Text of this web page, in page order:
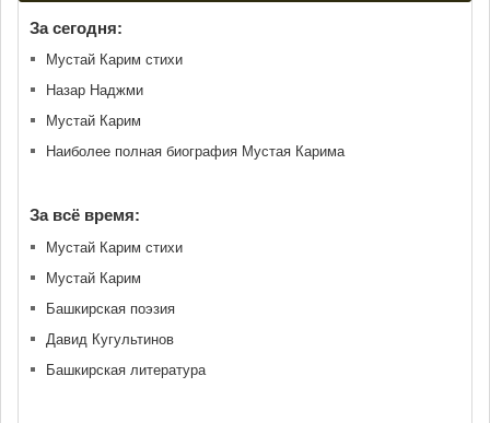
За сегодня:
Мустай Карим стихи
Назар Наджми
Мустай Карим
Наиболее полная биография Мустая Карима
За всё время:
Мустай Карим стихи
Мустай Карим
Башкирская поэзия
Давид Кугультинов
Башкирская литература